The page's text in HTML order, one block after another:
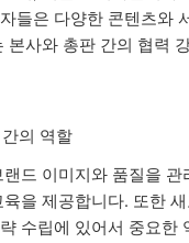
들은 다양한 콘텐츠와
본사와 총판 간의 협력
의 역할
랜드 이미지와 품질을 관
을 제공합니다. 또한
수립에 있어서 중요한